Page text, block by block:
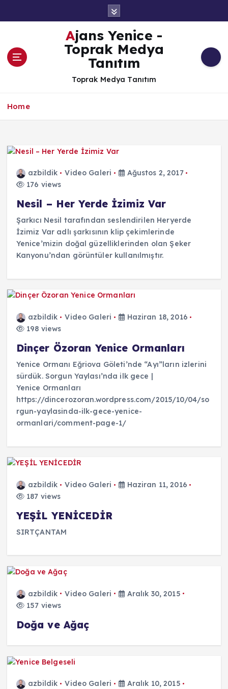
a
Ajans Yenice -
Toprak Medya
Tanıtım
Toprak Medya Tanıtım
Home
azbildik Video Galeri
Ağustos 2, 2017
176 views
Nesil – Her Yerde İzimiz Var
Şarkıcı Nesil tarafından seslendirilen Heryerde
İzimiz Var adlı şarkısının klip çekimlerinde
Yenice’mizin doğal güzelliklerinden olan Şeker
Kanyonu’ndan görüntüler kullanılmıştır.
azbildik Video Galeri
Haziran 18, 2016
198 views
Dinçer Özoran Yenice Ormanları
Yenice Ormanı Eğriova Göleti’nde “Ayı”ların izlerini
sürdük. Sorgun Yaylası’nda ilk gece |
Yenice Ormanları
https://dincerozoran.wordpress.com/2015/10/04/so
rgun-yaylasinda-ilk-gece-yenice-
ormanlari/comment-page-1/
azbildik Video Galeri
Haziran 11, 2016
187 views
YEŞİL YENİCEDİR
SIRTÇANTAM
azbildik Video Galeri
Aralık 30, 2015
157 views
Doğa ve Ağaç
azbildik Video Galeri
Aralık 10, 2015